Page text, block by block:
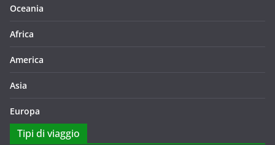
Oceania
Africa
America
Asia
Europa
Tipi di viaggio